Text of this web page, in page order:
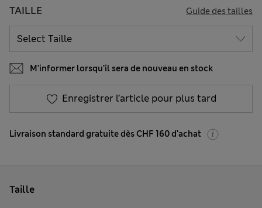
TAILLE Guide des tailles
M’informer lorsqu’il sera de nouveau en stock
Enregistrer l’article pour plus tard
Livraison standard gratuite dès CHF 160 d'achat
Taille